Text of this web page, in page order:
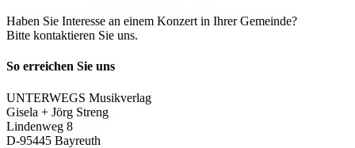
Haben Sie Interesse an einem Konzert in Ihrer Gemeinde?
Bitte kontaktieren Sie uns.
So erreichen Sie uns
UNTERWEGS Musikverlag
Gisela + Jörg Streng
Lindenweg 8
D-95445 Bayreuth